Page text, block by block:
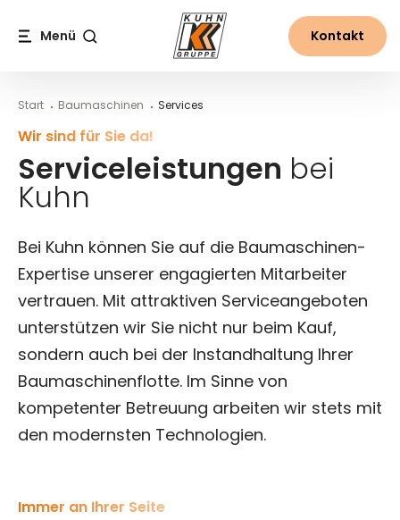
Serviceleistungen bei Kuhn
Service-Portfolio von Kuhn
Menü Kontakt
Start Baumaschinen Services
Wir sind für Sie da!
Serviceleistungen bei
Kuhn
Bei Kuhn können Sie auf die Baumaschinen-
Expertise unserer engagierten Mitarbeiter
vertrauen. Mit attraktiven Serviceangeboten
unterstützen wir Sie nicht nur beim Kauf,
sondern auch bei der Instandhaltung Ihrer
Baumaschinenflotte. Im Sinne von
kompetenter Betreuung arbeiten wir stets mit
den modernsten Technologien.
Immer an Ihrer Seite